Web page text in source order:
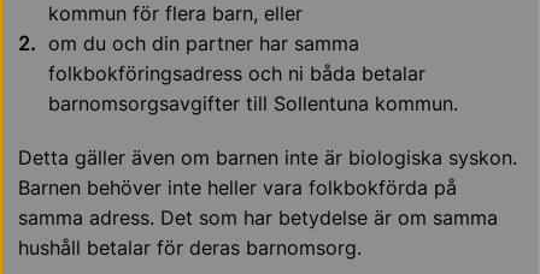
kommun för flera barn, eller
om du och din partner har samma
folkbokföringsadress och ni båda betalar
barnomsorgsavgifter till Sollentuna kommun.
Detta gäller även om barnen inte är biologiska syskon.
Barnen behöver inte heller vara folkbokförda på
samma adress. Det som har betydelse är om samma
hushåll betalar för deras barnomsorg.